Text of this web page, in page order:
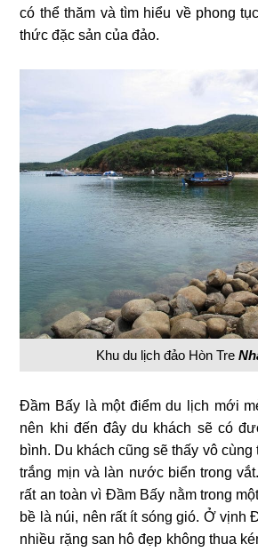
có thể thăm và tìm hiểu về phong
thức đặc sản của đảo.
Khu du lịch đảo Hòn Tre
Đầm Bấy là một điểm du lịch mới
nên khi đến đây du khách sẽ có
bình. Du khách cũng sẽ thấy vô
trắng mịn và làn nước biển trong
rất an toàn vì Đầm Bấy nằm trong
bề là núi, nên rất ít sóng gió. Ở vịnh
nhiều rặng san hô đẹp không thua